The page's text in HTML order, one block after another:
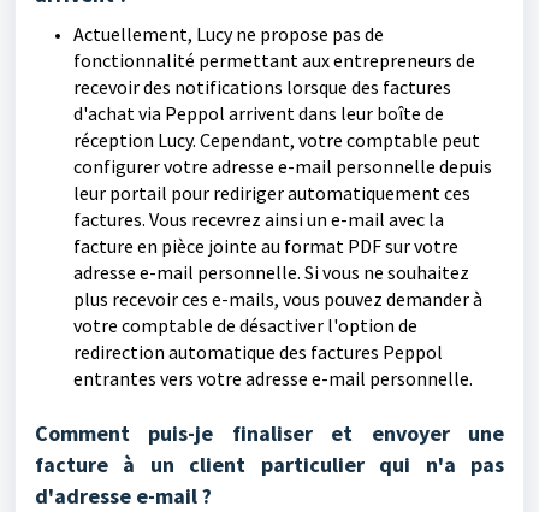
Actuellement, Lucy ne propose pas de
fonctionnalité permettant aux entrepreneurs de
recevoir des notifications lorsque des factures
d'achat via Peppol arrivent dans leur boîte de
réception Lucy. Cependant, votre comptable peut
configurer votre adresse e-mail personnelle depuis
leur portail pour rediriger automatiquement ces
factures. Vous recevrez ainsi un e-mail avec la
facture en pièce jointe au format PDF sur votre
adresse e-mail personnelle. Si vous ne souhaitez
plus recevoir ces e-mails, vous pouvez demander à
votre comptable de désactiver l'option de
redirection automatique des factures Peppol
entrantes vers votre adresse e-mail personnelle.
Comment puis-je finaliser et envoyer une
facture à un client particulier qui n'a pas
d'adresse e-mail ?